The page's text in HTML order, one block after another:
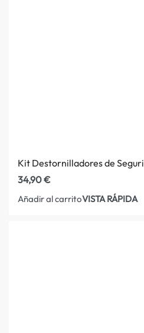
Kit Destornilladores de
34,90€
Añadir al carritoVISTA RÁPIDA